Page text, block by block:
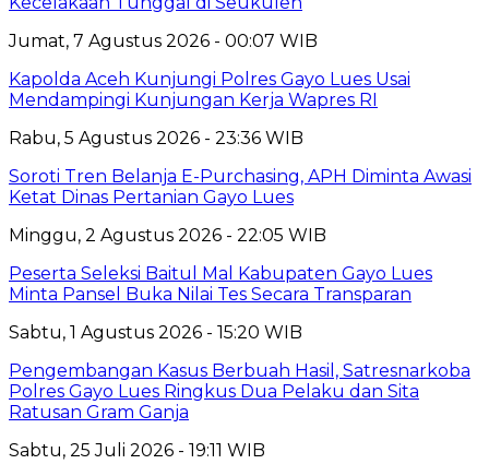
Jumat, 7 Agustus 2026 - 00:07 WIB
Kapolda Aceh Kunjungi Polres Gayo Lues Usai
Mendampingi Kunjungan Kerja Wapres RI
Rabu, 5 Agustus 2026 - 23:36 WIB
Soroti Tren Belanja E-Purchasing, APH Diminta Awasi
Ketat Dinas Pertanian Gayo Lues
Minggu, 2 Agustus 2026 - 22:05 WIB
Peserta Seleksi Baitul Mal Kabupaten Gayo Lues
Minta Pansel Buka Nilai Tes Secara Transparan
Sabtu, 1 Agustus 2026 - 15:20 WIB
Pengembangan Kasus Berbuah Hasil, Satresnarkoba
Polres Gayo Lues Ringkus Dua Pelaku dan Sita
Ratusan Gram Ganja
Sabtu, 25 Juli 2026 - 19:11 WIB